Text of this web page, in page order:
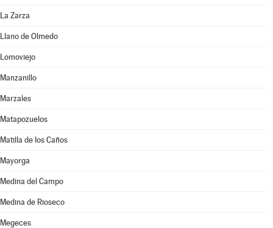
La Zarza
Llano de Olmedo
Lomoviejo
Manzanillo
Marzales
Matapozuelos
Matilla de los Caños
Mayorga
Medina del Campo
Medina de Rioseco
Megeces